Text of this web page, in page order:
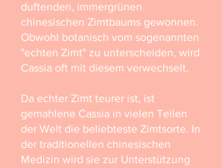
duftenden, immergrünen
chinesischen Zimtbaums gewonnen.
Obwohl botanisch vom sogenannten
"echten Zimt" zu unterscheiden, wird
Cassia oft mit diesem verwechselt.
Da echter Zimt teurer ist, ist
gemahlene Cassia in vielen Teilen
der Welt die beliebteste Zimtsorte. In
der traditionellen chinesischen
Medizin wird sie zur Unterstützung